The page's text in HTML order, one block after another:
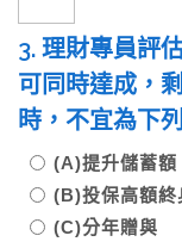
3. 理財專員評
可同時達成，
時，不宜為下
(A)提升儲蓄
(B)投保高額
(C)分年贈與